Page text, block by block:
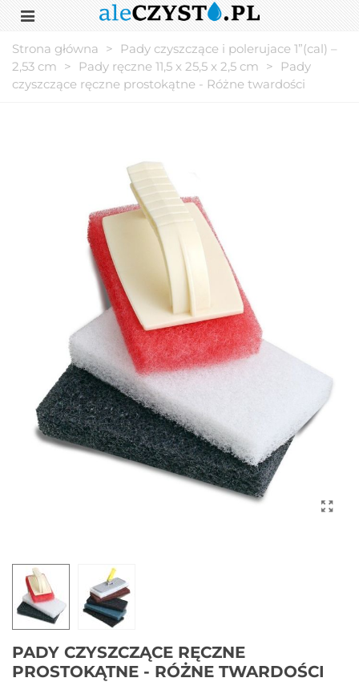
Strona główna >
Pady czyszczące i polerujace 1”(cal) –
2,53 cm > Pady ręczne 11,5 x 25,5 x 2,5 cm >
Pady
czyszczące ręczne prostokątne - Różne twardości
PADY CZYSZCZĄCE RĘCZNE
PROSTOKĄTNE - RÓŻNE TWARDOŚCI